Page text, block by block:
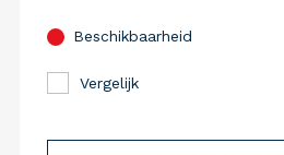
Beschikbaarheid
Vergelijk